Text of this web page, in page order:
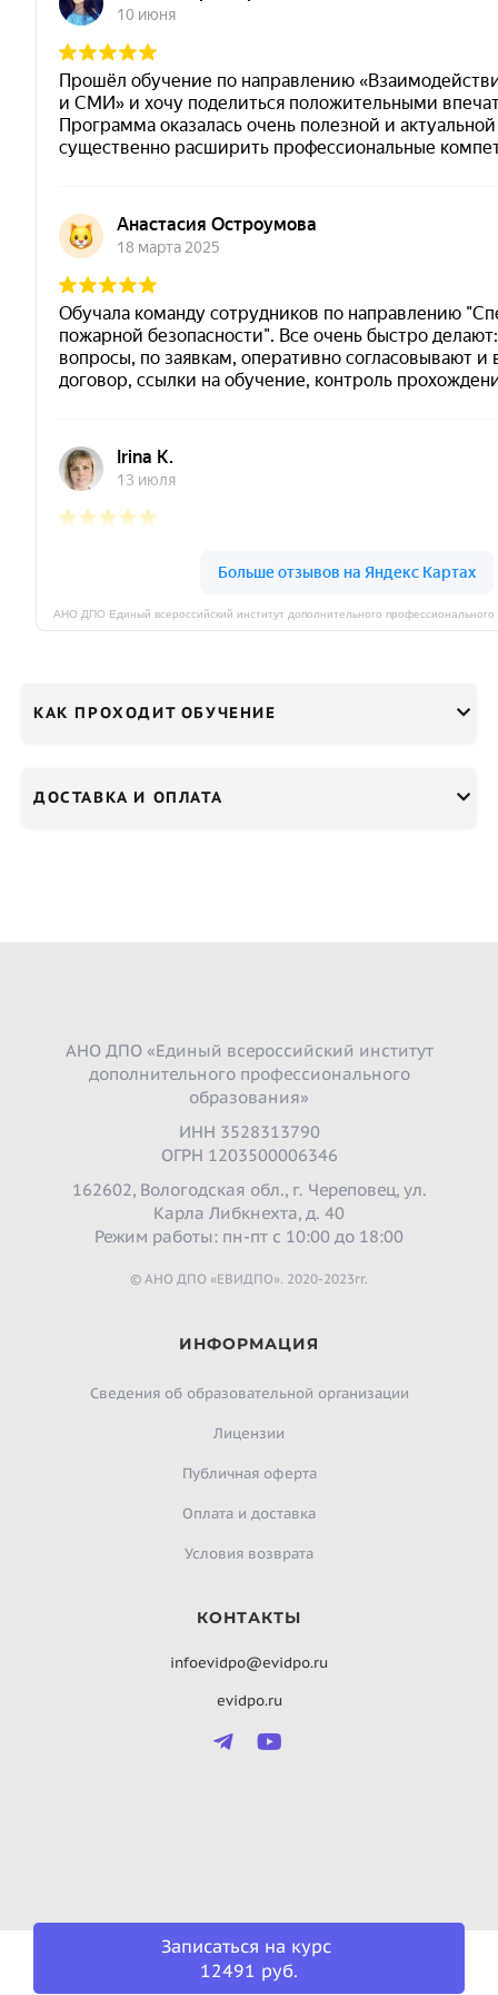
Записаться на курс
12491 руб.
КАК ПРОХОДИТ ОБУЧЕНИЕ
ДОСТАВКА И ОПЛАТА
АНО ДПО «Единый всероссийский институт
дополнительного профессионального
образования»
ИНН 3528313790
ОГРН 1203500006346
162602, Вологодская обл., г. Череповец, ул.
Карла Либкнехта, д. 40
Режим работы: пн-пт с 10:00 до 18:00
© АНО ДПО «ЕВИДПО». 2020-2023гг.
ИНФОРМАЦИЯ
Сведения об образовательной организации
Лицензии
Публичная оферта
Оплата и доставка
Условия возврата
КОНТАКТЫ
infoevidpo@evidpo.ru
evidpo.ru